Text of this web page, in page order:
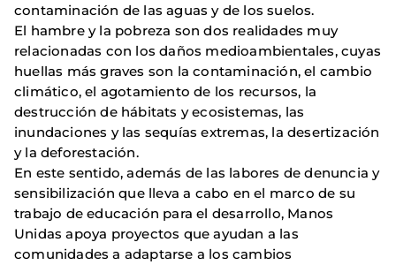
contaminación de las aguas y de los suelos.
El hambre y la pobreza son dos realidades muy
relacionadas con los daños medioambientales, cuyas
huellas más graves son la contaminación, el cambio
climático, el agotamiento de los recursos, la
destrucción de hábitats y ecosistemas, las
inundaciones y las sequías extremas, la desertización
y la deforestación.
En este sentido, además de las labores de denuncia y
sensibilización que lleva a cabo en el marco de su
trabajo de educación para el desarrollo, Manos
Unidas apoya proyectos que ayudan a las
comunidades a adaptarse a los cambios